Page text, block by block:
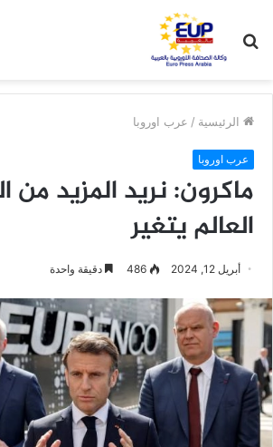
عن
الرئيسية / عرب اوروبا
عرب اوروبا
ماكرون: نريد المزيد من
العالم يتغير
أبريل 12, 2024 486 دقيقة واحدة